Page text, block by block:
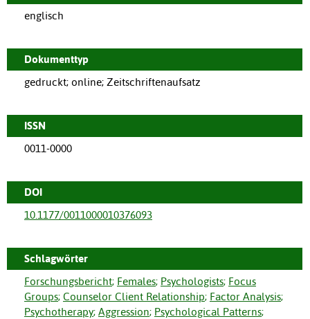
englisch
Dokumenttyp
gedruckt; online; Zeitschriftenaufsatz
ISSN
0011-0000
DOI
10.1177/0011000010376093
Schlagwörter
Forschungsbericht; Females; Psychologists; Focus
Groups; Counselor Client Relationship; Factor Analysis;
Psychotherapy; Aggression; Psychological Patterns;